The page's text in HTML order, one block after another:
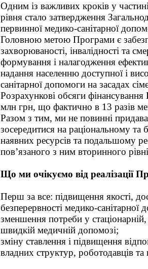
Одним із важливих кроків у
рівня стало затвердження
первинної медико-санітарної
Головною метою Програми є
захворюваності, інвалідності та
формування і налагодження
надання населенню доступної і
санітарної допомоги на засадах
Розрахункові обсяги
млн грн, що фактично в 13 разів
Разом з тим, ми не повинні
зосередитися на раціональному
наявних ресурсів та подальшому
пов’язаного з ним вторинного
Що ми очікуємо від реалізації
Перш за все: підвищення якості,
безперервності медико-
зменшення потреби у стаціонарній,
швидкій медичній допомозі;
зміну ставлення і підвищення
владних структур, роботодавців